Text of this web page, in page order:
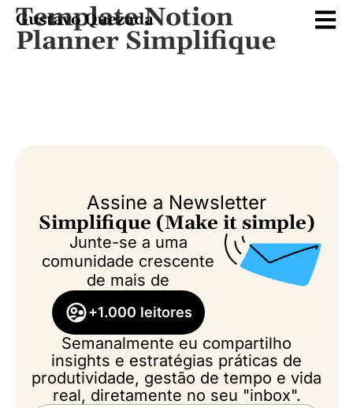
Template Notion
Planner Simplifique
Assine a Newsletter
Simplifique (Make it simple)
Junte-se a uma
comunidade crescente
de mais de
+1.000 leitores
Semanalmente eu compartilho
insights e estratégias práticas de
produtividade, gestão de tempo e vida
real, diretamente no seu "inbox".